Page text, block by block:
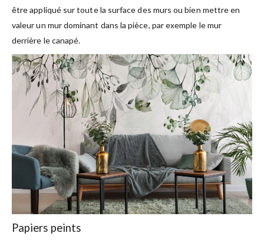
être appliqué sur toute la surface des murs ou bien mettre en
valeur un mur dominant dans la pièce, par exemple le mur
derrière le canapé.
Papiers peints